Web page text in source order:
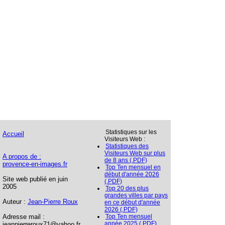
Accueil
A propos de :
provence-en-images.fr
Site web publié en juin
2005
Auteur : Jean-Pierre Roux
Adresse mail :
Statistiques sur les
Visiteurs Web :
Statistiques des
Visiteurs Web sur plus
de 8 ans (.PDF)
Top Ten mensuel en
début d'année 2026
(.PDF)
Top 20 des plus
grandes villes par pays
en ce début d'année
2026 (.PDF)
Top Ten mensuel